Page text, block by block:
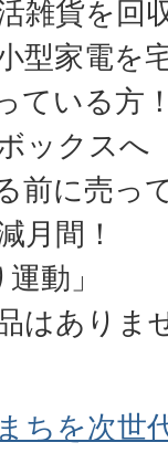
雑貨を回
型家電を
ている方
ックスへ
前に売っ
月間！
動」
はありま
ちを次世